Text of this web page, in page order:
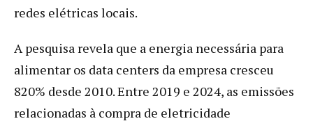
redes elétricas locais.
A pesquisa revela que a energia necessária para
alimentar os data centers da empresa cresceu
820% desde 2010. Entre 2019 e 2024, as emissões
relacionadas à compra de eletricidade